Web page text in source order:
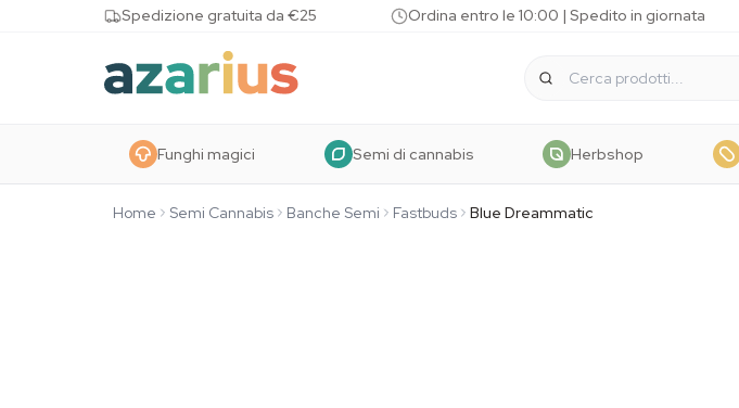
Skip to contentSpedizione gratuita da €25 Ordina entro le 10:00 | Spedito in giornata
Funghi magici Semi di cannabis Herbshop
Home Semi Cannabis Banche Semi Fastbuds Blue Dreammatic